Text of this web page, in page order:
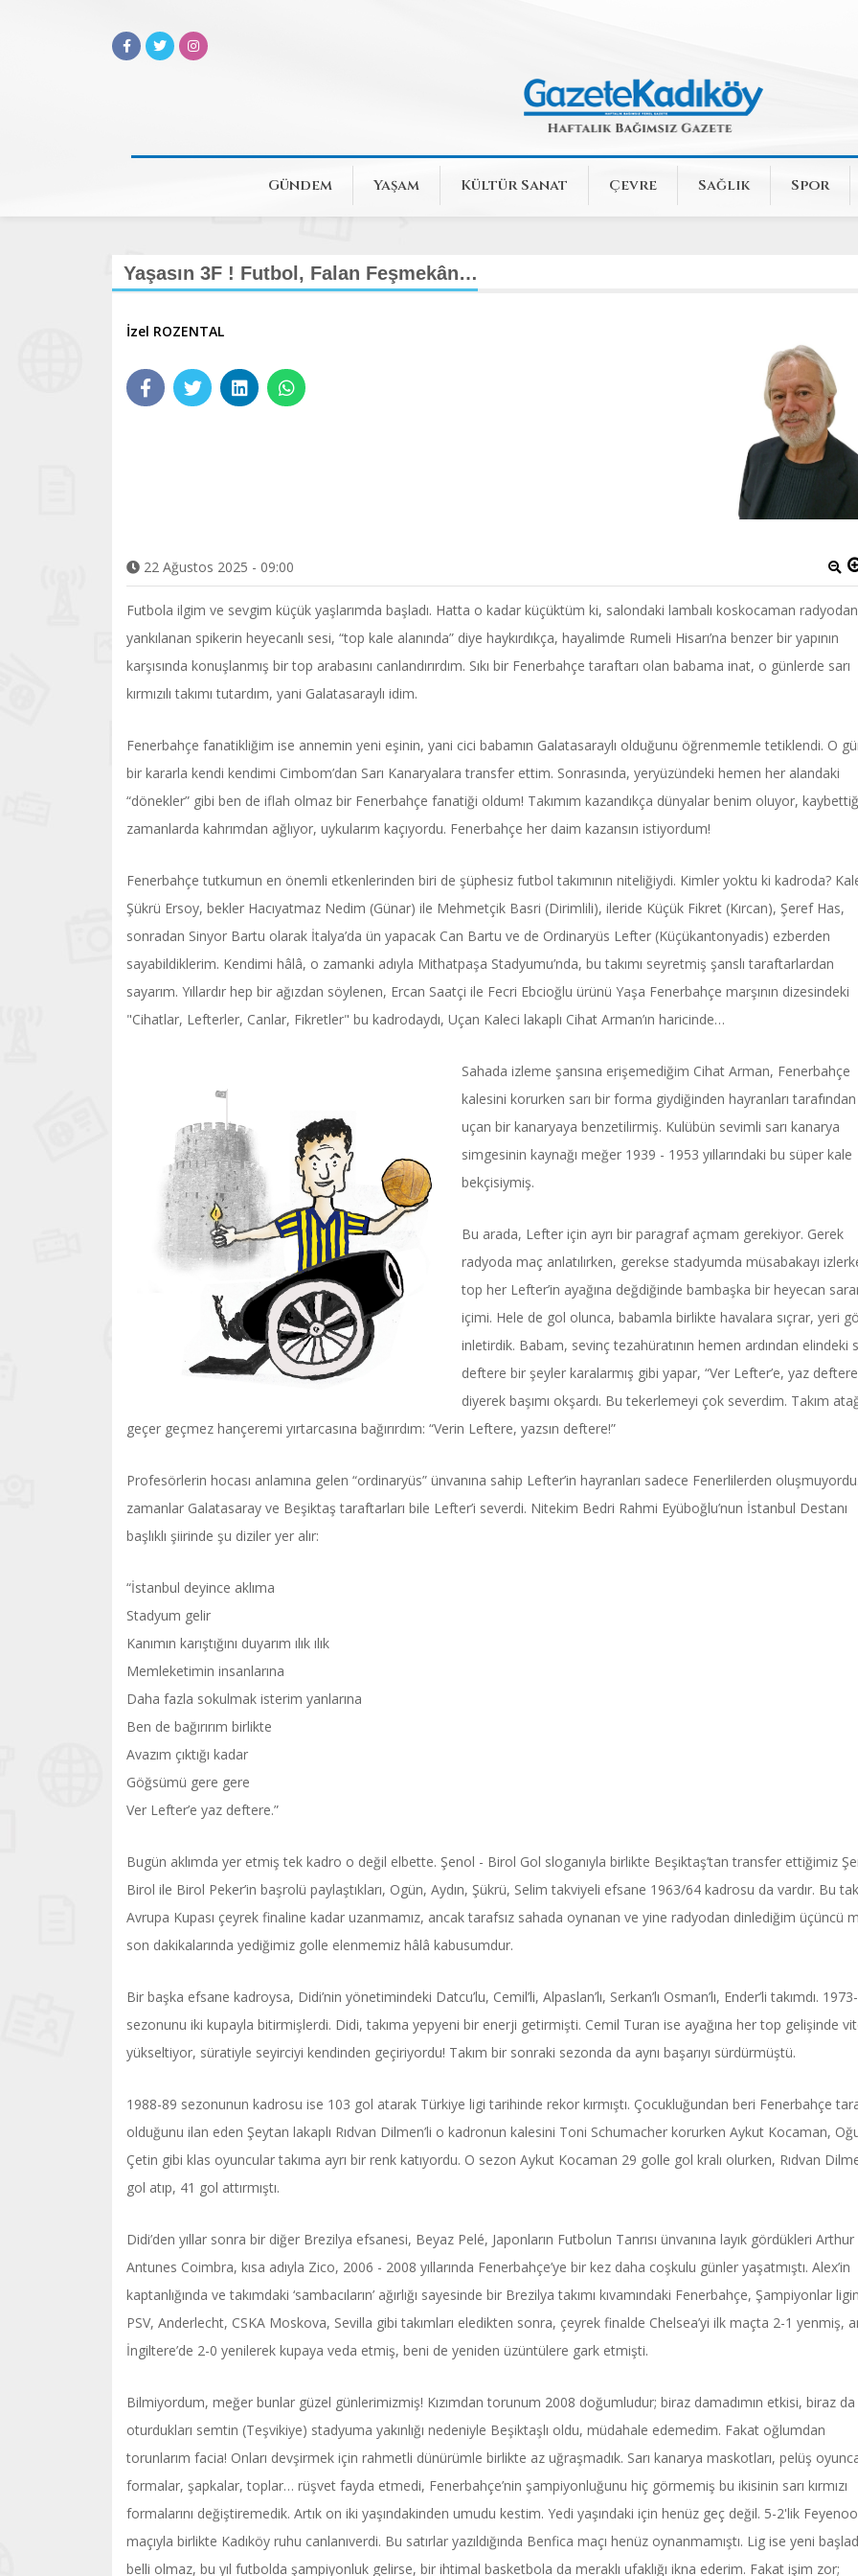
Gündem Yaşam Kültür Sanat Çevre Sağlık Spor
Yaşasın 3F ! Futbol, Falan Feşmekân…
İzel ROZENTAL
22 Ağustos 2025 - 09:00
Futbola ilgim ve sevgim küçük yaşlarımda başladı. Hatta o kadar küçüktüm ki, salondaki lambalı koskocaman radyodan
yankılanan spikerin heyecanlı sesi, “top kale alanında” diye haykırdıkça, hayalimde Rumeli Hisarı’na benzer bir yapının
karşısında konuşlanmış bir top arabasını canlandırırdım. Sıkı bir Fenerbahçe taraftarı olan babama inat, o günlerde sarı
kırmızılı takımı tutardım, yani Galatasaraylı idim.
Fenerbahçe fanatikliğim ise annemin yeni eşinin, yani cici babamın Galatasaraylı olduğunu öğrenmemle tetiklendi. O
bir kararla kendi kendimi Cimbom’dan Sarı Kanaryalara transfer ettim. Sonrasında, yeryüzündeki hemen her alandaki
“dönekler” gibi ben de iflah olmaz bir Fenerbahçe fanatiği oldum! Takımım kazandıkça dünyalar benim oluyor,
zamanlarda kahrımdan ağlıyor, uykularım kaçıyordu. Fenerbahçe her daim kazansın istiyordum!
Fenerbahçe tutkumun en önemli etkenlerinden biri de şüphesiz futbol takımının niteliğiydi. Kimler yoktu ki kadroda?
Şükrü Ersoy, bekler Hacıyatmaz Nedim (Günar) ile Mehmetçik Basri (Dirimlili), ileride Küçük Fikret (Kırcan), Şeref Has,
sonradan Sinyor Bartu olarak İtalya’da ün yapacak Can Bartu ve de Ordinaryüs Lefter (Küçükantonyadis) ezberden
sayabildiklerim. Kendimi hâlâ, o zamanki adıyla Mithatpaşa Stadyumu’nda, bu takımı seyretmiş şanslı taraftarlardan
sayarım. Yıllardır hep bir ağızdan söylenen, Ercan Saatçi ile Fecri Ebcioğlu ürünü Yaşa Fenerbahçe marşının dizesindeki
"Cihatlar, Lefterler, Canlar, Fikretler" bu kadrodaydı, Uçan Kaleci lakaplı Cihat Arman’ın haricinde…
Sahada izleme şansına erişemediğim Cihat Arman, Fenerbahçe
kalesini korurken sarı bir forma giydiğinden hayranları tarafından
uçan bir kanaryaya benzetilirmiş. Kulübün sevimli sarı kanarya
simgesinin kaynağı meğer 1939 - 1953 yıllarındaki bu süper kale
bekçisiymiş.
Bu arada, Lefter için ayrı bir paragraf açmam gerekiyor. Gerek
radyoda maç anlatılırken, gerekse stadyumda müsabakayı
top her Lefter’in ayağına değdiğinde bambaşka bir heyecan
içimi. Hele de gol olunca, babamla birlikte havalara sıçrar, yeri
inletirdik. Babam, sevinç tezahüratının hemen ardından elindeki
deftere bir şeyler karalarmış gibi yapar, “Ver Lefter’e, yaz
diyerek başımı okşardı. Bu tekerlemeyi çok severdim. Takım
geçer geçmez hançeremi yırtarcasına bağırırdım: “Verin Leftere, yazsın deftere!”
Profesörlerin hocası anlamına gelen “ordinaryüs” ünvanına sahip Lefter’in hayranları sadece Fenerlilerden
zamanlar Galatasaray ve Beşiktaş taraftarları bile Lefter’i severdi. Nitekim Bedri Rahmi Eyüboğlu’nun İstanbul Destanı
başlıklı şiirinde şu diziler yer alır:
“İstanbul deyince aklıma
Stadyum gelir
Kanımın karıştığını duyarım ılık ılık
Memleketimin insanlarına
Daha fazla sokulmak isterim yanlarına
Ben de bağırırım birlikte
Avazım çıktığı kadar
Göğsümü gere gere
Ver Lefter’e yaz deftere.”
Bugün aklımda yer etmiş tek kadro o değil elbette. Şenol - Birol Gol sloganıyla birlikte Beşiktaş’tan transfer ettiğimiz
Birol ile Birol Peker’in başrolü paylaştıkları, Ogün, Aydın, Şükrü, Selim takviyeli efsane 1963/64 kadrosu da vardır. Bu
Avrupa Kupası çeyrek finaline kadar uzanmamız, ancak tarafsız sahada oynanan ve yine radyodan dinlediğim üçüncü
son dakikalarında yediğimiz golle elenmemiz hâlâ kabusumdur.
Bir başka efsane kadroysa, Didi’nin yönetimindeki Datcu’lu, Cemil’li, Alpaslan’lı, Serkan’lı Osman’lı, Ender’li takımdı.
sezonunu iki kupayla bitirmişlerdi. Didi, takıma yepyeni bir enerji getirmişti. Cemil Turan ise ayağına her top gelişinde
yükseltiyor, süratiyle seyirciyi kendinden geçiriyordu! Takım bir sonraki sezonda da aynı başarıyı sürdürmüştü.
1988-89 sezonunun kadrosu ise 103 gol atarak Türkiye ligi tarihinde rekor kırmıştı. Çocukluğundan beri Fenerbahçe
olduğunu ilan eden Şeytan lakaplı Rıdvan Dilmen’li o kadronun kalesini Toni Schumacher korurken Aykut Kocaman,
Çetin gibi klas oyuncular takıma ayrı bir renk katıyordu. O sezon Aykut Kocaman 29 golle gol kralı olurken, Rıdvan
gol atıp, 41 gol attırmıştı.
Didi’den yıllar sonra bir diğer Brezilya efsanesi, Beyaz Pelé, Japonların Futbolun Tanrısı ünvanına layık gördükleri Arthur
Antunes Coimbra, kısa adıyla Zico, 2006 - 2008 yıllarında Fenerbahçe’ye bir kez daha coşkulu günler yaşatmıştı. Alex’in
kaptanlığında ve takımdaki ‘sambacıların’ ağırlığı sayesinde bir Brezilya takımı kıvamındaki Fenerbahçe, Şampiyonlar
PSV, Anderlecht, CSKA Moskova, Sevilla gibi takımları eledikten sonra, çeyrek finalde Chelsea’yi ilk maçta 2-1 yenmiş,
İngiltere’de 2-0 yenilerek kupaya veda etmiş, beni de yeniden üzüntülere gark etmişti.
Bilmiyordum, meğer bunlar güzel günlerimizmiş! Kızımdan torunum 2008 doğumludur; biraz damadımın etkisi, biraz da
oturdukları semtin (Teşvikiye) stadyuma yakınlığı nedeniyle Beşiktaşlı oldu, müdahale edemedim. Fakat oğlumdan
torunlarım facia! Onları devşirmek için rahmetli dünürümle birlikte az uğraşmadık. Sarı kanarya maskotları, pelüş
formalar, şapkalar, toplar… rüşvet fayda etmedi, Fenerbahçe’nin şampiyonluğunu hiç görmemiş bu ikisinin sarı kırmızı
formalarını değiştiremedik. Artık on iki yaşındakinden umudu kestim. Yedi yaşındaki için henüz geç değil. 5-2'lik
maçıyla birlikte Kadıköy ruhu canlanıverdi. Bu satırlar yazıldığında Benfica maçı henüz oynanmamıştı. Lig ise yeni
belli olmaz, bu yıl futbolda şampiyonluk gelirse, bir ihtimal basketbola da meraklı ufaklığı ikna ederim. Fakat işim zor;